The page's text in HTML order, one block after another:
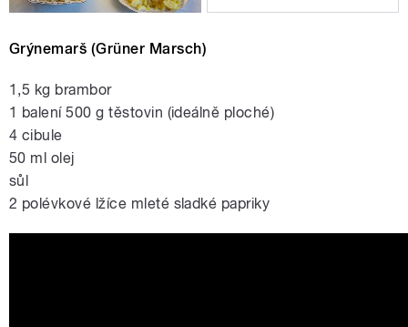
Grýnemarš (Grüner Marsch)
1,5 kg brambor
1 balení 500 g těstovin (ideálně ploché)
4 cibule
50 ml olej
sůl
2 polévkové lžíce mleté sladké papriky